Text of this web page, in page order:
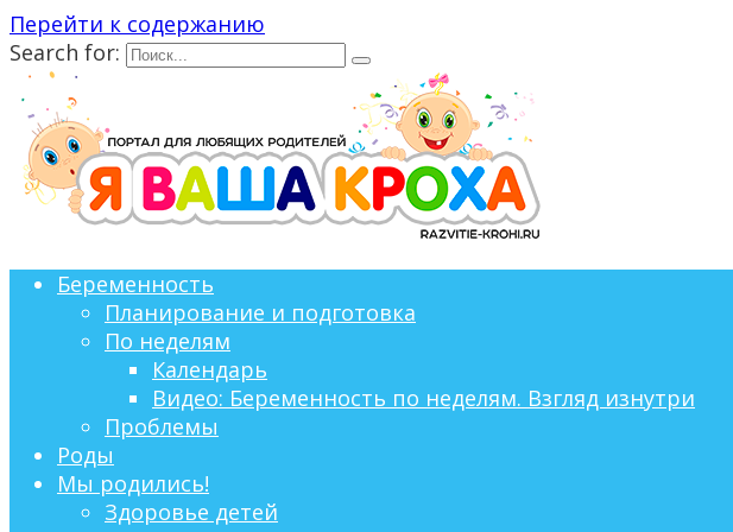
Перейти к содержанию
Search for:
Беременность
Планирование и подготовка
По неделям
Календарь
Видео: Беременность по неделям. Взгляд изнутри
Проблемы
Роды
Мы родились!
Здоровье детей